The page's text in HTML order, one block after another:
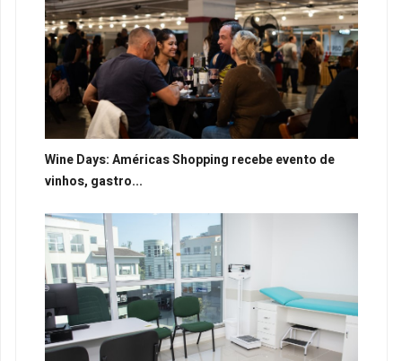
Wine Days: Américas Shopping recebe evento de
vinhos, gastro...